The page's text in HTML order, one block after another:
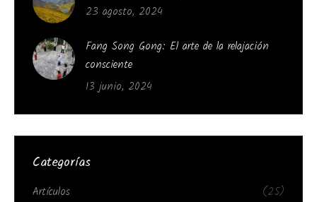
23 agosto, 2024
Fang Song Gong: El arte de la relajación
consciente
13 junio, 2024
Categorías
Artículos
(25)